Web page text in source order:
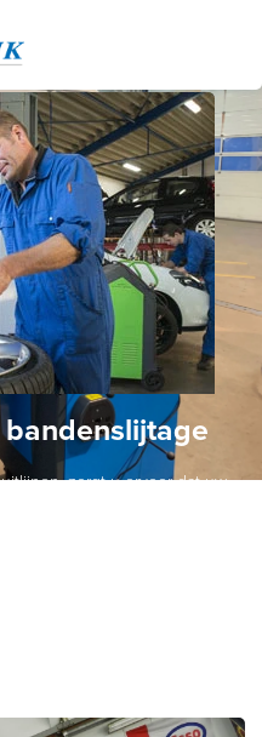
zorgt u ervoor dat uw